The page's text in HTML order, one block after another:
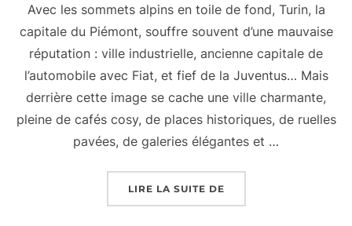
Avec les sommets alpins en toile de fond, Turin, la
capitale du Piémont, souffre souvent d’une mauvaise
réputation : ville industrielle, ancienne capitale de
l’automobile avec Fiat, et fief de la Juventus… Mais
derrière cette image se cache une ville charmante,
pleine de cafés cosy, de places historiques, de ruelles
pavées, de galeries élégantes et …
LIRE LA SUITE DE